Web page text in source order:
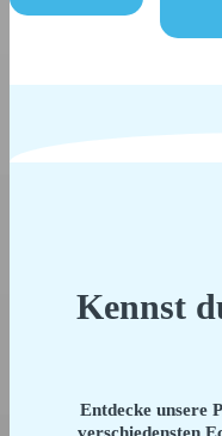
Kennst
Entdecke unsere